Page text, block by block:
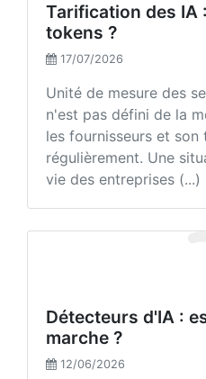
Tarification des IA
tokens ?
17/07/2026
Unité de mesure des
n'est pas défini de la
les fournisseurs et son
régulièrement. Une
vie des entreprises (...)
Détecteurs d'IA :
marche ?
12/06/2026